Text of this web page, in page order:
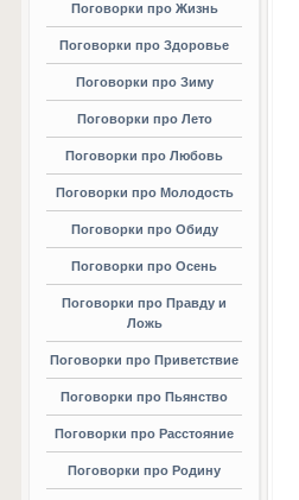
Поговорки про Жизнь
Поговорки про Здоровье
Поговорки про Зиму
Поговорки про Лето
Поговорки про Любовь
Поговорки про Молодость
Поговорки про Обиду
Поговорки про Осень
Поговорки про Правду и
Ложь
Поговорки про Приветствие
Поговорки про Пьянство
Поговорки про Расстояние
Поговорки про Родину